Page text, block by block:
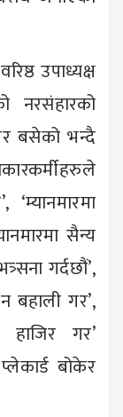
उपाध्यक्ष
नरसंहारको
बसेको भन्दै
सैन्य
गर्दछौं’,
बहाली गर’,
हाजिर गर’
बोकेर